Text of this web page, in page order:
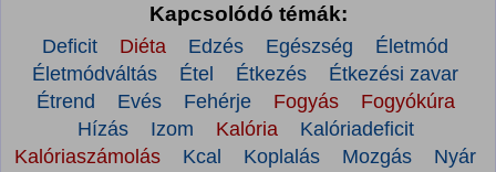
Kapcsolódó témák:
Deficit Diéta Edzés Egészség
Életmód
Életmódváltás
Étel Étkezés
Étkezési zavar
Étrend
Evés Fehérje Fogyás
Fogyókúra
Hízás
Izom Kalória
Kalóriadeficit
Kalóriaszámolás
Kcal Koplalás Mozgás
Nyár